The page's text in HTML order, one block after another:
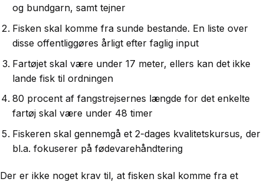
og bundgarn, samt tejner
Fisken skal komme fra sunde bestande. En liste over
disse offentliggøres årligt efter faglig input
Fartøjet skal være under 17 meter, ellers kan det ikke
lande fisk til ordningen
80 procent af fangstrejsernes længde for det enkelte
fartøj skal være under 48 timer
Fiskeren skal gennemgå et 2-dages kvalitetskursus, der
bl.a. fokuserer på fødevarehåndtering
Der er ikke noget krav til, at fisken skal komme fra et